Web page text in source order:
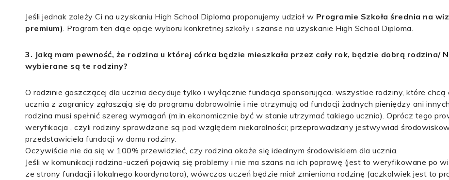
Jeśli jednak zależy Ci na uzyskaniu High School Diploma proponujemy udział w Programie Szkoła średnia na
premium). Program ten daje opcje wyboru konkretnej szkoły i szanse na uzyskanie High School Diploma.
3. Jaką mam pewność, że rodzina u której córka będzie mieszkała przez cały rok, będzie dobrą rodzina/
wybierane są te rodziny?
O rodzinie goszczącej dla ucznia decyduje tylko i wyłącznie fundacja sponsorująca. wszystkie rodziny, które chcą
ucznia z zagranicy zgłaszają się do programu dobrowolnie i nie otrzymują od fundacji żadnych pieniędzy ani
rodzina musi spełnić szereg wymagań (m.in ekonomicznie być w stanie utrzymać takiego ucznia). Oprócz tego
weryfikacja , czyli rodziny sprawdzane są pod względem niekaralności; przeprowadzany jestwywiad
przedstawiciela fundacji w domu rodziny.
Oczywiście nie da się w 100% przewidzieć, czy rodzina okaże się idealnym środowiskiem dla ucznia.
Jeśli w komunikacji rodzina-uczeń pojawią się problemy i nie ma szans na ich poprawę (jest to weryfikowane po
ze strony fundacji i lokalnego koordynatora), wówczas uczeń będzie miał zmieniona rodzinę (aczkolwiek jest to